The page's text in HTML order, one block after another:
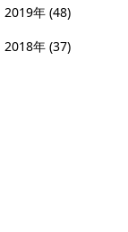
2019年 (48)
2018年 (37)